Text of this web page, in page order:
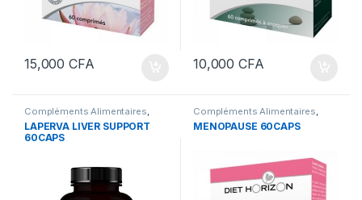
15,000CFA 10,000CFA
Compléments Alimentaires
Foie et Détox
LAPERVA LIVER SUPPORT
60CAPS
Compléments Alimentaires
Santé
MENOPAUSE 60CAPS